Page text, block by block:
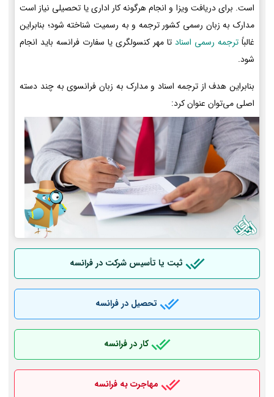
است. برای دریافت ویزا و انجام هرگونه کار اداری یا تحصیلی نیاز است
مدارک به زبان رسمی کشور ترجمه و به رسمیت شناخته شود؛ بنابراین
غالباً ترجمه رسمی اسناد تا مهر کنسولگری یا سفارت فرانسه باید انجام
شود.
بنابراین هدف از ترجمه اسناد و مدارک به زبان فرانسوی به چند دسته
اصلی می‌توان عنوان کرد:
ثبت یا تأسیس شرکت در فرانسه
تحصیل در فرانسه
کار در فرانسه
مهاجرت به فرانسه